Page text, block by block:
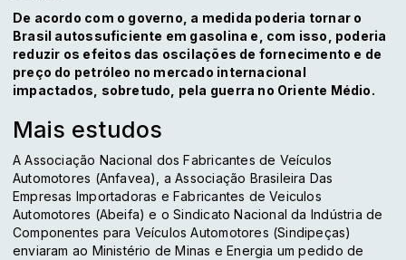
De acordo com o governo, a medida poderia tornar o
Brasil autossuficiente em gasolina e, com isso, poderia
reduzir os efeitos das oscilações de fornecimento e de
preço do petróleo no mercado internacional
impactados, sobretudo, pela guerra no Oriente Médio.
Mais estudos
A Associação Nacional dos Fabricantes de Veículos
Automotores (Anfavea), a Associação Brasileira Das
Empresas Importadoras e Fabricantes de Veiculos
Automotores (Abeifa) e o Sindicato Nacional da Indústria de
Componentes para Veículos Automotores (Sindipeças)
enviaram ao Ministério de Minas e Energia um pedido de